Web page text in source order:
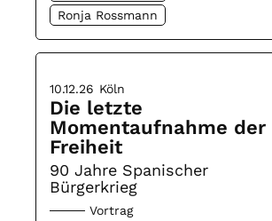
Ronja Rossmann
10.12.26 Köln
Die letzte
Momentaufnahme der
Freiheit
90 Jahre Spanischer
Bürgerkrieg
Vortrag